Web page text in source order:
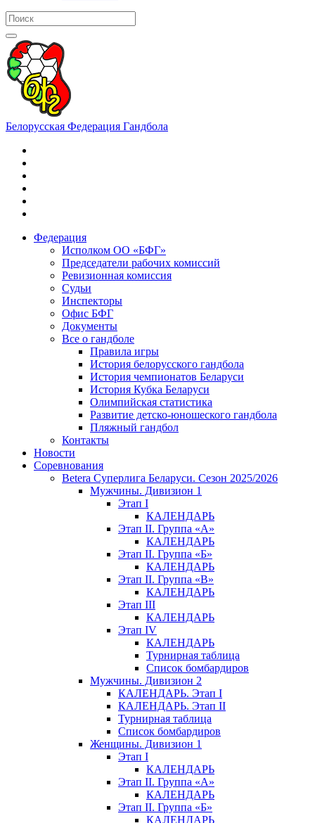
Белорусская Федерация Гандбола
Федерация
Исполком ОО «БФГ»
Председатели рабочих комиссий
Ревизионная комиссия
Судьи
Инспекторы
Офис БФГ
Документы
Все о гандболе
Правила игры
История белорусского гандбола
История чемпионатов Беларуси
История Кубка Беларуси
Олимпийская статистика
Развитие детско-юношеского гандбола
Пляжный гандбол
Контакты
Новости
Соревнования
Betera Суперлига Беларуси. Сезон 2025/2026
Мужчины. Дивизион 1
Этап I
КАЛЕНДАРЬ
Этап II. Группа «А»
КАЛЕНДАРЬ
Этап II. Группа «Б»
КАЛЕНДАРЬ
Этап II. Группа «В»
КАЛЕНДАРЬ
Этап III
КАЛЕНДАРЬ
Этап IV
КАЛЕНДАРЬ
Турнирная таблица
Список бомбардиров
Мужчины. Дивизион 2
КАЛЕНДАРЬ. Этап I
КАЛЕНДАРЬ. Этап II
Турнирная таблица
Список бомбардиров
Женщины. Дивизион 1
Этап I
КАЛЕНДАРЬ
Этап II. Группа «А»
КАЛЕНДАРЬ
Этап II. Группа «Б»
КАЛЕНДАРЬ